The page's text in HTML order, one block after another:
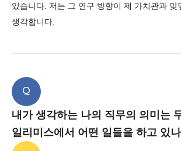
있습니다. 저는 그 연구 방향이 제 가치관과 맞
생각합니다.
Q
내가 생각하는 나의 직무의 의미는
일리미스에서 어떤 일들을 하고 있